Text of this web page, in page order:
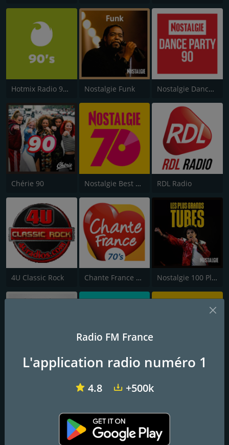
Hotmix Radio 90's Nostalgie Funk Nostalgie Dance Party 90
Chérie 90 Nostalgie Best of 70s RDL Radio
4U Classic Rock Chante France 70's Nostalgie 100 Plus Grandes Chansons
Vos tubes préférés !
Radio FM France
L'application radio numéro 1
4.8 +500k